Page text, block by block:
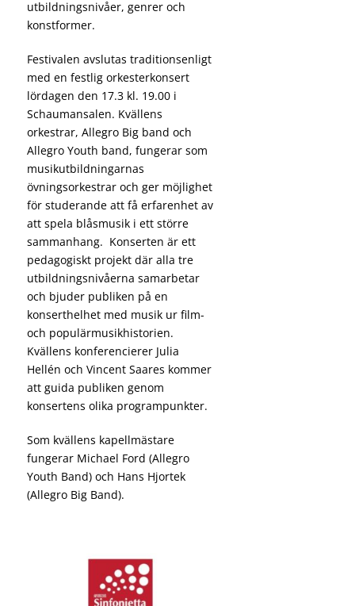
utbildningsnivåer, genrer och
konstformer.
Festivalen avslutas traditionsenligt
med en festlig orkesterkonsert
lördagen den 17.3 kl. 19.00 i
Schaumansalen. Kvällens
orkestrar, Allegro Big band och
Allegro Youth band, fungerar som
musikutbildningarnas
övningsorkestrar och ger möjlighet
för studerande att få erfarenhet av
att spela blåsmusik i ett större
sammanhang. Konserten är ett
pedagogiskt projekt där alla tre
utbildningsnivåerna samarbetar
och bjuder publiken på en
konserthelhet med musik ur film-
och populärmusikhistorien.
Kvällens konferencierer Julia
Hellén och Vincent Saares kommer
att guida publiken genom
konsertens olika programpunkter.
Som kvällens kapellmästare
fungerar Michael Ford (Allegro
Youth Band) och Hans Hjortek
(Allegro Big Band).